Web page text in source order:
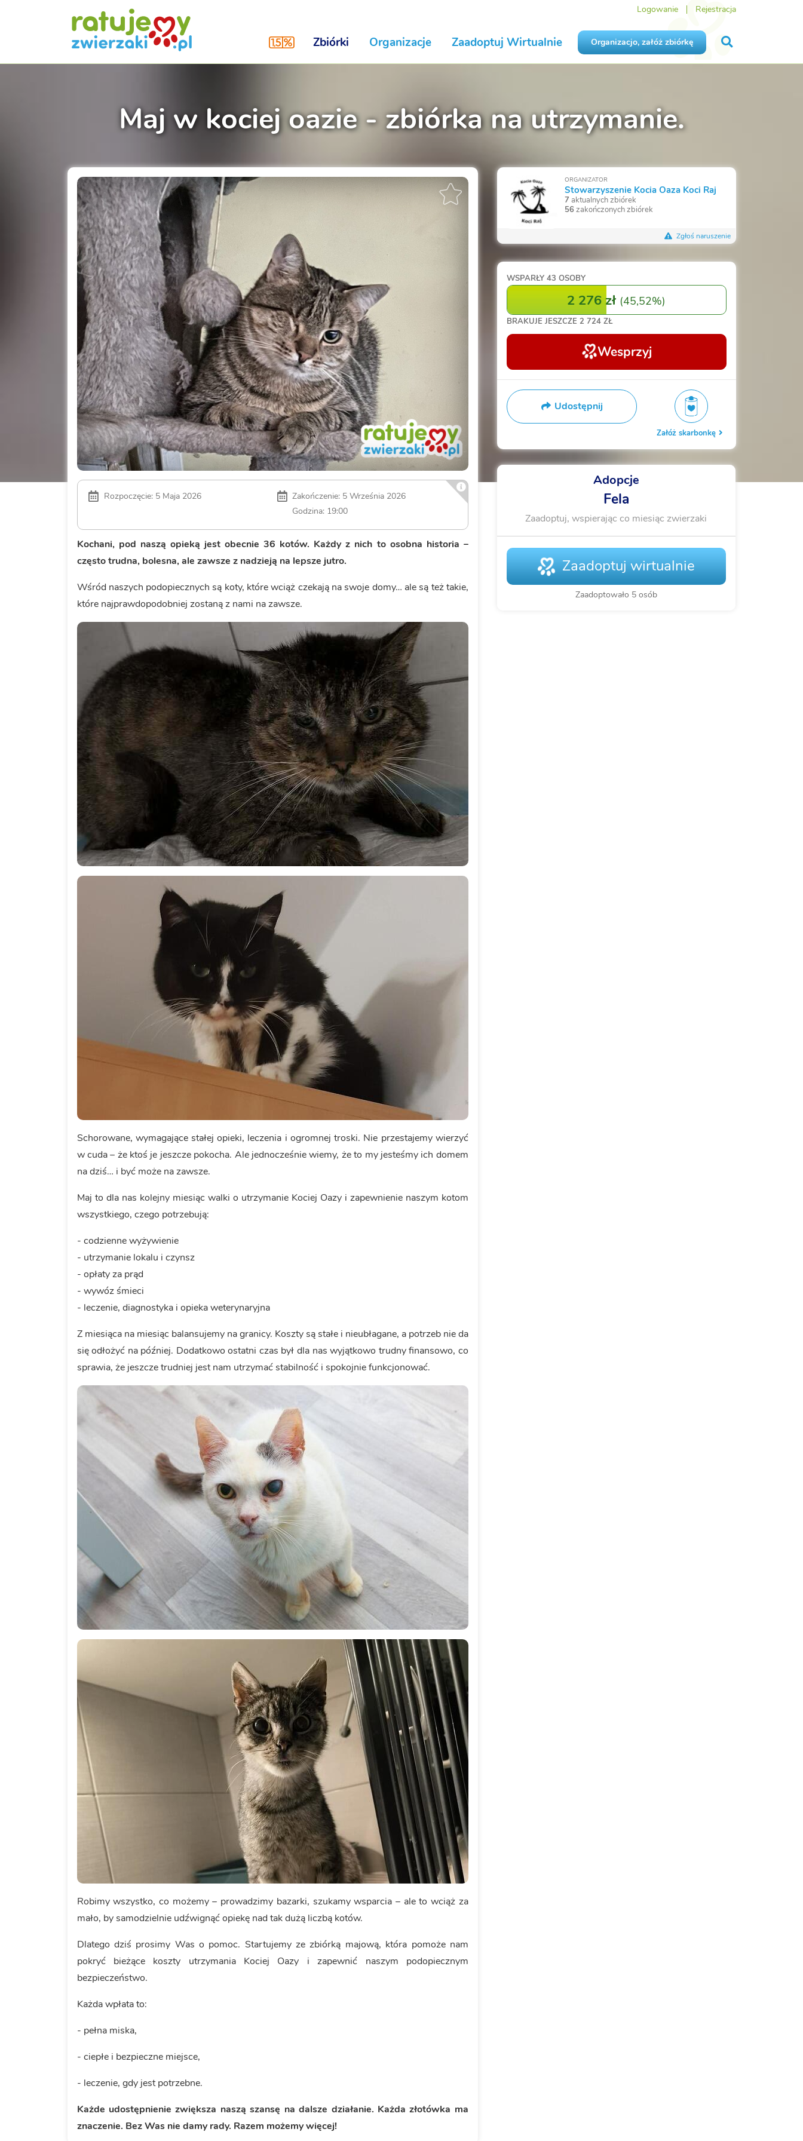
Logowanie Rejestracja
Zbiórki Organizacje Zaadoptuj Wirtualnie Organizacjo, załóż zbiórkę
Maj w kociej oazie - zbiórka na utrzymanie.
Rozpoczęcie: 5 Maja 2026
Zakończenie: 5 Września 2026
Godzina: 19:00
Kochani, pod naszą opieką jest obecnie 36 kotów. Każdy z nich to osobna historia –
często trudna, bolesna, ale zawsze z nadzieją na lepsze jutro.
Wśród naszych podopiecznych są koty, które wciąż czekają na swoje domy… ale są też takie,
które najprawdopodobniej zostaną z nami na zawsze.
Schorowane, wymagające stałej opieki, leczenia i ogromnej troski. Nie przestajemy wierzyć
w cuda – że ktoś je jeszcze pokocha. Ale jednocześnie wiemy, że to my jesteśmy ich domem
na dziś… i być może na zawsze.
Maj to dla nas kolejny miesiąc walki o utrzymanie Kociej Oazy i zapewnienie naszym kotom
wszystkiego, czego potrzebują:
- codzienne wyżywienie
- utrzymanie lokalu i czynsz
- opłaty za prąd
- wywóz śmieci
- leczenie, diagnostyka i opieka weterynaryjna
Z miesiąca na miesiąc balansujemy na granicy. Koszty są stałe i nieubłagane, a potrzeb nie da
się odłożyć na później. Dodatkowo ostatni czas był dla nas wyjątkowo trudny finansowo, co
sprawia, że jeszcze trudniej jest nam utrzymać stabilność i spokojnie funkcjonować.
Robimy wszystko, co możemy – prowadzimy bazarki, szukamy wsparcia – ale to wciąż za
mało, by samodzielnie udźwignąć opiekę nad tak dużą liczbą kotów.
Dlatego dziś prosimy Was o pomoc. Startujemy ze zbiórką majową, która pomoże nam
pokryć bieżące koszty utrzymania Kociej Oazy i zapewnić naszym podopiecznym
bezpieczeństwo.
Każda wpłata to:
- pełna miska,
- ciepłe i bezpieczne miejsce,
- leczenie, gdy jest potrzebne.
Każde udostępnienie zwiększa naszą szansę na dalsze działanie. Każda złotówka ma
znaczenie. Bez Was nie damy rady. Razem możemy więcej!
ORGANIZATOR
Stowarzyszenie Kocia Oaza Koci Raj
7 aktualnych zbiórek
56zakończonych zbiórek
Zgłoś naruszenie
WSPARŁY 43 OSOBY
2 276 zł (45,52%)
BRAKUJE JESZCZE 2 724 ZŁ
Wesprzyj
Udostępnij
Załóż skarbonkę
Adopcje
Fela
Zaadoptuj, wspierając co miesiąc zwierzaki
Zaadoptuj wirtualnie
Zaadoptowało 5 osób